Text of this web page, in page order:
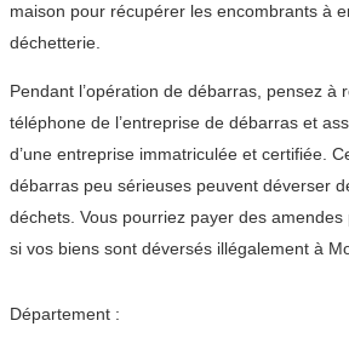
maison pour récupérer les encombrants à
déchetterie.
Pendant l’opération de débarras, pensez à
téléphone de l’entreprise de débarras et
d’une entreprise immatriculée et certifiée.
débarras peu sérieuses peuvent déverser
déchets. Vous pourriez payer des
si vos biens sont déversés illégalement à
Département :